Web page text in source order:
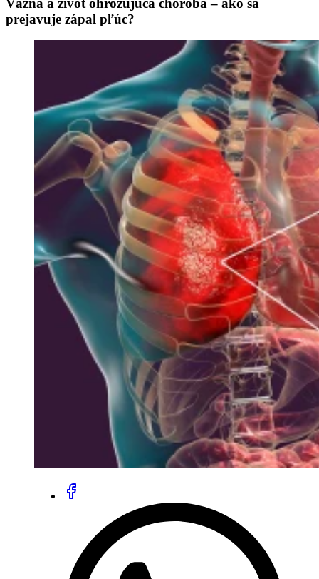
Vážna a život ohrozujúca choroba – ako sa
prejavuje zápal pľúc?